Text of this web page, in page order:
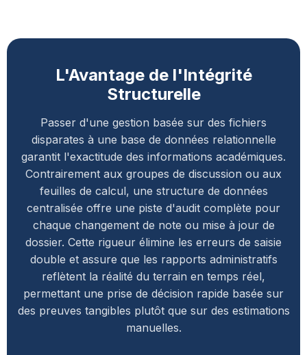
L'Avantage de l'Intégrité
Structurelle
Passer d'une gestion basée sur des fichiers
disparates à une base de données relationnelle
garantit l'exactitude des informations académiques.
Contrairement aux groupes de discussion ou aux
feuilles de calcul, une structure de données
centralisée offre une piste d'audit complète pour
chaque changement de note ou mise à jour de
dossier. Cette rigueur élimine les erreurs de saisie
double et assure que les rapports administratifs
reflètent la réalité du terrain en temps réel,
permettant une prise de décision rapide basée sur
des preuves tangibles plutôt que sur des estimations
manuelles.